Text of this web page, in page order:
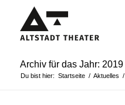
Archiv für das Jahr: 2019
Du bist hier: Startseite / Aktuelles /